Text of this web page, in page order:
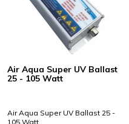
Air Aqua Super UV Ballast
25 - 105 Watt
Air Aqua Super UV Ballast 25 -
105 Watt